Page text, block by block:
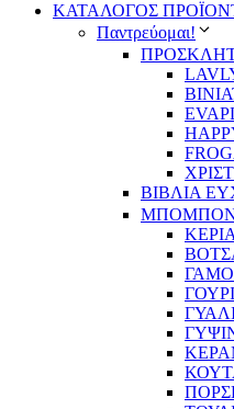
ΚΑΤΑΛΟΓΟΣ
Παντρεύομαι!
ΒΙΒΛΙΑ